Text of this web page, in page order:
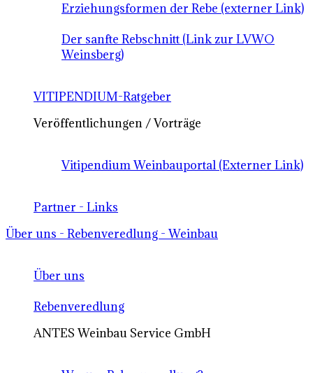
Erziehungsformen der Rebe (externer Link)
Der sanfte Rebschnitt (Link zur LVWO
Weinsberg)
VITIPENDIUM-Ratgeber
Veröffentlichungen / Vorträge
Vitipendium Weinbauportal (Externer Link)
Partner - Links
Über uns - Rebenveredlung - Weinbau
Über uns
Rebenveredlung
ANTES Weinbau Service GmbH